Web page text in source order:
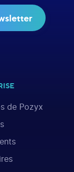
de Pozyx